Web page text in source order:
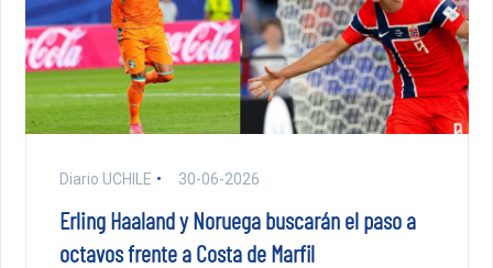
Diario UCHILE 30-06-2026
Erling Haaland y Noruega buscarán el paso a
octavos frente a Costa de Marfil